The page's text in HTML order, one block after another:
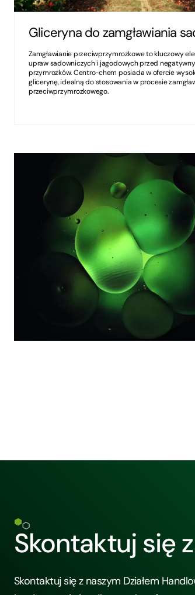
Gliceryna do zamgławiania
Zamgławianie przeciwprzymrozkowe to kluczowy
upraw sadowniczych i jagodowych przed
przymrozków. Centro-chem posiada w ofercie
glicerynę, idealną do stosowania w procesie
przeciwprzymrozkowego.
Skontaktuj się
Skontaktuj się z naszym Działem